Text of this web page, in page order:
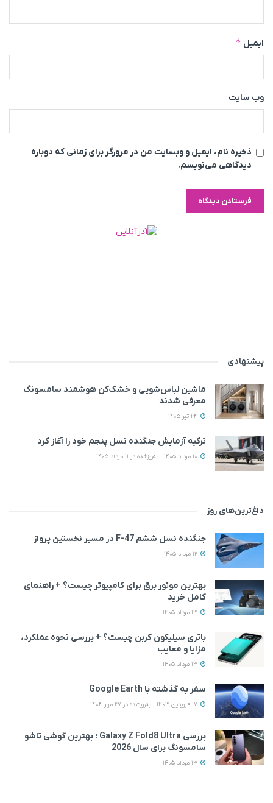
ایمیل *
وب‌ سایت
ذخیره نام، ایمیل و وبسایت من در مرورگر برای زمانی که دوباره
دیدگاهی می‌نویسم.
پیشنهادی
ماشین لباس‌شویی‌ و خشک‌کن هوشمند سامسونگ
معرفی شدند
ترکیه آزمایش جنگنده نسل پنجم خود را آغاز کرد
داغ‌ترین‌های روز
جنگنده نسل ششم F-47 در مسیر نخستین پرواز
بهترین موتور برق برای کامپیوتر چیست؟ + راهنمای
کامل خرید
باتری سیلیکون کربن چیست؟ + بررسی نحوه عملکرد،
مزایا و معایب
سفر به گذشته با Google Earth
بررسی Galaxy Z Fold8 Ultra ؛ بهترین گوشی تاشو
سامسونگ برای سال 2026